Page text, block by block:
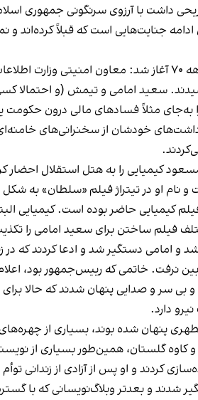
داشت با آرزوی سرنگونی جمهوری
جنایت‌هایی است که قبلاً
کشتن هنرمندان به طور رسمی و علنی با سعید امامی در
سعید امامی و تیمش (و احتمالا
مثلاً فسادهای مالی درون حکومت
خودشان از سخنرانی‌های
کیمیایی را به هتل استقلال احضار
و نام او در تیتراژ فیلم «سلطان» به
کیمیایی حاضر بوده است. کیمیایی
فیلم ساختن برای سعید امامی را
و امامی دستگیر شد و ادعا کردند که
نرفت. خاتمی که رییس‌جمهور بود، اعلام
سر و صدایی پنهان شدند که حالا
دارد.
مطهری پنهان شده بوند، بسیاری از
و کاوه گلستان، همین‌طور بسیاری از
کردند و او پس از آزادی از زندانی
دستگیر شدند و بعدتر وبلاگ‌نویسانی